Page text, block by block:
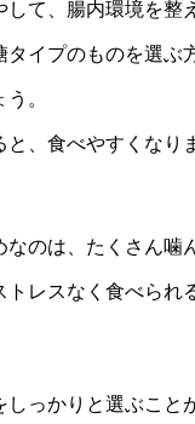
て、腸内環境を整
イプのものを選ぶ
。
、食べやすくなり
のは、たくさん噛
レスなく食べられ
っかりと選ぶこ